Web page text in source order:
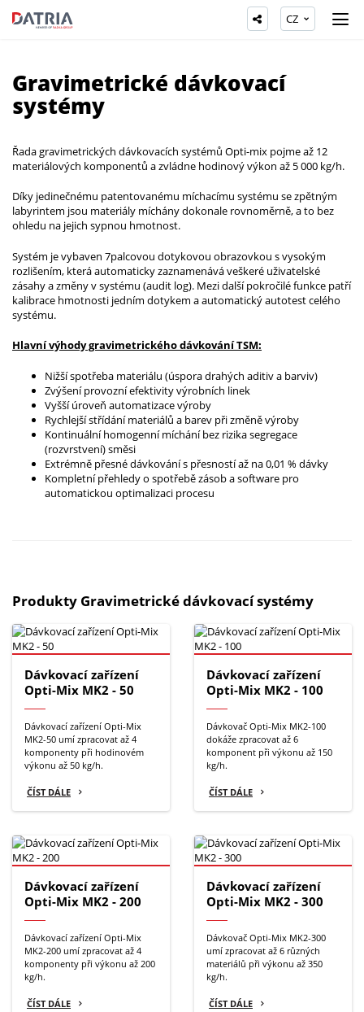
CZ
Gravimetrické dávkovací
systémy
Řada gravimetrických dávkovacích systémů Opti-mix pojme až 12
materiálových komponentů a zvládne hodinový výkon až 5 000 kg/h.
Díky jedinečnému patentovanému míchacímu systému se zpětným
labyrintem jsou materiály míchány dokonale rovnoměrně, a to bez
ohledu na jejich sypnou hmotnost.
Systém je vybaven 7palcovou dotykovou obrazovkou s vysokým
rozlišením, která automaticky zaznamenává veškeré uživatelské
zásahy a změny v systému (audit log). Mezi další pokročilé funkce patří
kalibrace hmotnosti jedním dotykem a automatický autotest celého
systému.
Hlavní výhody gravimetrického dávkování TSM:
Nižší spotřeba materiálu (úspora drahých aditiv a barviv)
Zvýšení provozní efektivity výrobních linek
Vyšší úroveň automatizace výroby
Rychlejší střídání materiálů a barev při změně výroby
Kontinuální homogenní míchání bez rizika segregace
(rozvrstvení) směsi
Extrémně přesné dávkování s přesností až na 0,01 % dávky
Kompletní přehledy o spotřebě zásob a software pro
automatickou optimalizaci procesu
Produkty Gravimetrické dávkovací systémy
Dávkovací zařízení
Opti-Mix MK2 - 50
Dávkovací zařízení Opti-Mix
MK2-50 umí zpracovat až 4
komponenty při hodinovém
výkonu až 50 kg/h.
ČÍST DÁLE
Dávkovací zařízení
Opti-Mix MK2 - 100
Dávkovač Opti-Mix MK2-100
dokáže zpracovat až 6
komponent při výkonu až 150
kg/h.
ČÍST DÁLE
Dávkovací zařízení
Opti-Mix MK2 - 200
Dávkovací zařízení Opti-Mix
MK2-200 umí zpracovat až 4
komponenty při výkonu až 200
kg/h.
ČÍST DÁLE
Dávkovací zařízení
Opti-Mix MK2 - 300
Dávkovač Opti-Mix MK2-300
umí zpracovat až 6 různých
materiálů při výkonu až 350
kg/h.
ČÍST DÁLE